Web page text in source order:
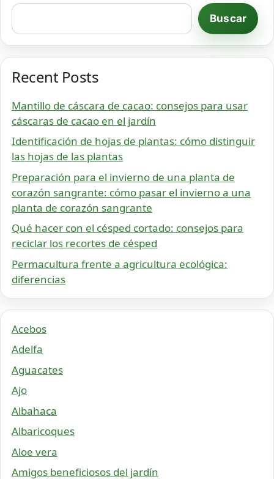
Buscar
Recent Posts
Mantillo de cáscara de cacao: consejos para usar
cáscaras de cacao en el jardín
Identificación de hojas de plantas: cómo distinguir
las hojas de las plantas
Preparación para el invierno de una planta de
corazón sangrante: cómo pasar el invierno a una
planta de corazón sangrante
Qué hacer con el césped cortado: consejos para
reciclar los recortes de césped
Permacultura frente a agricultura ecológica:
diferencias
Acebos
Adelfa
Aguacates
Ajo
Albahaca
Albaricoques
Aloe vera
Amigos beneficiosos del jardín